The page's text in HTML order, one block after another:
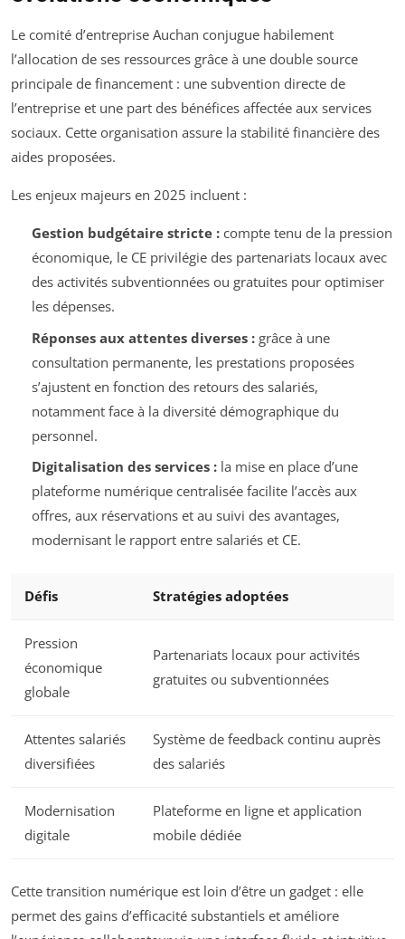
Le comité d’entreprise Auchan conjugue habilement
l’allocation de ses ressources grâce à une double source
principale de financement : une subvention directe de
l’entreprise et une part des bénéfices affectée aux services
sociaux. Cette organisation assure la stabilité financière des
aides proposées.
Les enjeux majeurs en 2025 incluent :
Gestion budgétaire stricte :compte tenu de la pression
économique, le CE privilégie des partenariats locaux avec
des activités subventionnées ou gratuites pour optimiser
les dépenses.
Réponses aux attentes diverses :grâce à une
consultation permanente, les prestations proposées
s’ajustent en fonction des retours des salariés,
notamment face à la diversité démographique du
personnel.
Digitalisation des services :la mise en place d’une
plateforme numérique centralisée facilite l’accès aux
offres, aux réservations et au suivi des avantages,
modernisant le rapport entre salariés et CE.
Défis Stratégies adoptées
Pression
économique
globale
Partenariats locaux pour activités
gratuites ou subventionnées
Attentes salariés
diversifiées
Système de feedback continu auprès
des salariés
Modernisation
digitale
Plateforme en ligne et application
mobile dédiée
Cette transition numérique est loin d’être un gadget : elle
permet des gains d’efficacité substantiels et améliore